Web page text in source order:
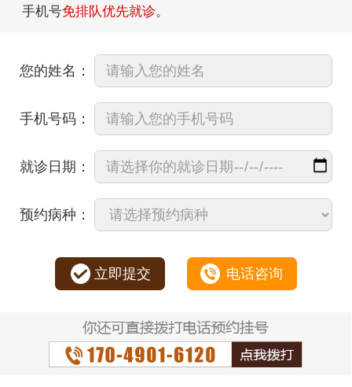
手机号免排队优先就诊。
您的姓名：
手机号码：
就诊日期：
预约病种：
立即提交 电话咨询